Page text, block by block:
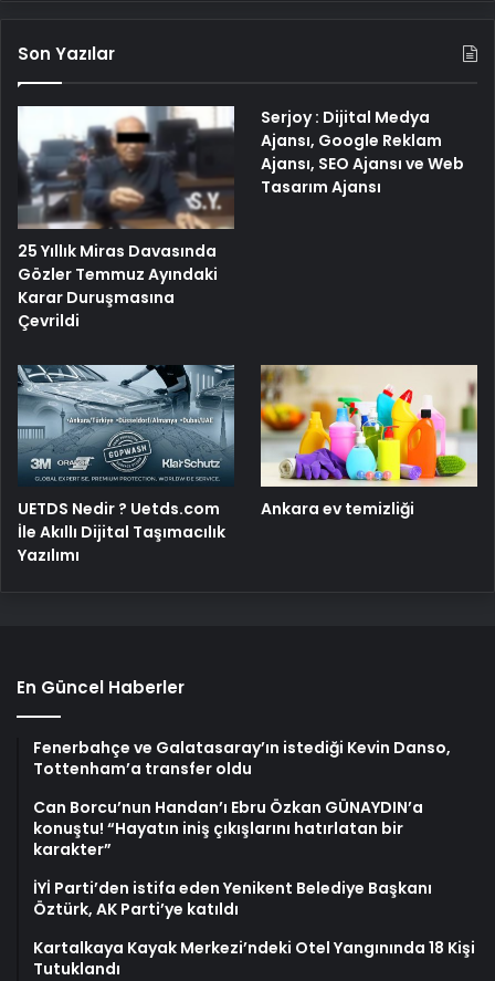
Son Yazılar
25 Yıllık Miras Davasında
Gözler Temmuz Ayındaki
Karar Duruşmasına
Çevrildi
Serjoy : Dijital Medya
Ajansı, Google Reklam
Ajansı, SEO Ajansı ve Web
Tasarım Ajansı
UETDS Nedir ? Uetds.com
İle Akıllı Dijital Taşımacılık
Yazılımı
Ankara ev temizliği
En Güncel Haberler
Fenerbahçe ve Galatasaray’ın istediği Kevin Danso,
Tottenham’a transfer oldu
Can Borcu’nun Handan’ı Ebru Özkan GÜNAYDIN’a
konuştu! “Hayatın iniş çıkışlarını hatırlatan bir
karakter”
İYİ Parti’den istifa eden Yenikent Belediye Başkanı
Öztürk, AK Parti’ye katıldı
Kartalkaya Kayak Merkezi’ndeki Otel Yangınında 18 Kişi
Tutuklandı